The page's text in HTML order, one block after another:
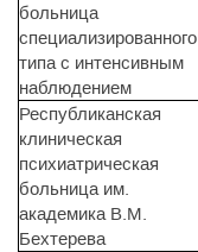
больница
специализированного
типа с интенсивным
наблюдением
Республиканская
клиническая
психиатрическая
больница им.
академика В.М.
Бехтерева